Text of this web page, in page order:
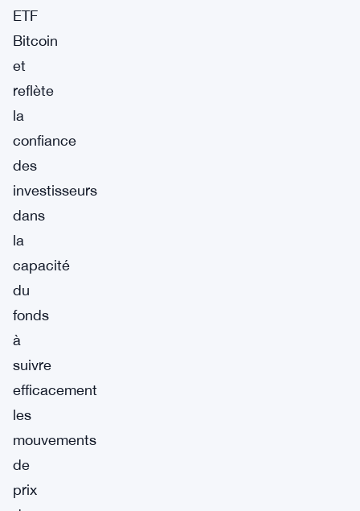
ETF
Bitcoin
et
reflète
la
confiance
des
investisseurs
dans
la
capacité
du
fonds
à
suivre
efficacement
les
mouvements
de
prix